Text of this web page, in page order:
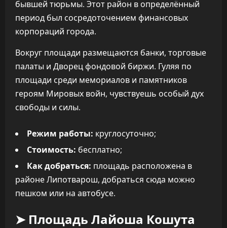
бывшей тюрьмы. Этот район в определённый
период был сосредоточением финансовых
корпораций города.
Вокруг площади размещаются банки, торговые
палаты и Дворец фондовой биржи. Гуляя по
площади среди мемориалов и памятников
героям Мировых войн, чувствуешь особый дух
свободы и силы.
Режим работы: круглосуточно;
Стоимость: бесплатно;
Как добраться: площадь расположена в
районе Липотварош, добраться сюда можно
пешком или на автобусе.
➤ Площадь Лайоша Кошута